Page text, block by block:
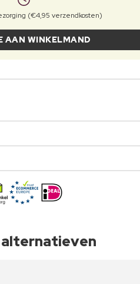
(€4,95 verzendkosten)
AAN WINKELMAND